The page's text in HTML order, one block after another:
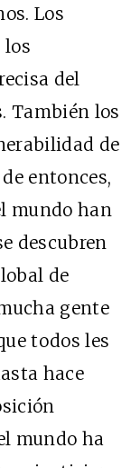
Los
los
del
También los
de
entonces,
mundo han
descubren
de
gente
todos les
hace
mundo ha